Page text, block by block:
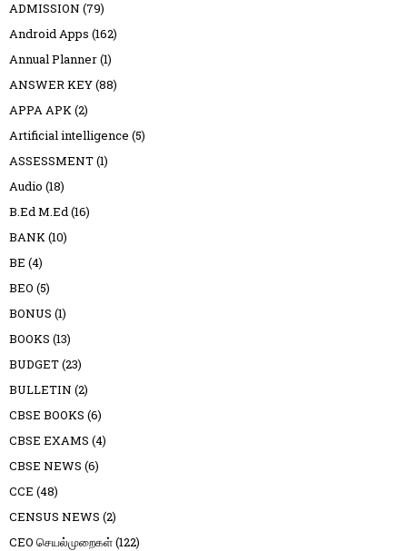
ADMISSION (79)
Android Apps (162)
Annual Planner(1)
ANSWER KEY(88)
APPA APK(2)
Artificial intelligence (5)
ASSESSMENT(1)
Audio (18)
B.Ed M.Ed(16)
BANK(10)
BE (4)
BEO (5)
BONUS (1)
BOOKS (13)
BUDGET(23)
BULLETIN (2)
CBSE BOOKS (6)
CBSE EXAMS (4)
CBSE NEWS (6)
CCE (48)
CENSUS NEWS (2)
CEO செயல்முறைகள்(122)